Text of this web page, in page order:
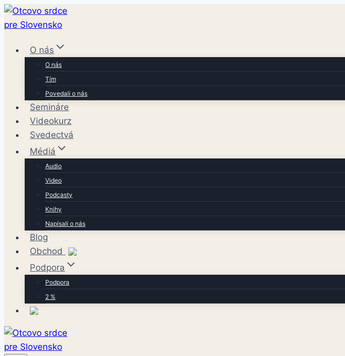
Skip
to
O nás
O nás
Tím
Povedali o nás
Semináre
Videokurz
Svedectvá
Médiá
Audio
Video
Podcasty
Knihy
Napísali o nás
Blog
Obchod
Podpora
Podpora
2 %